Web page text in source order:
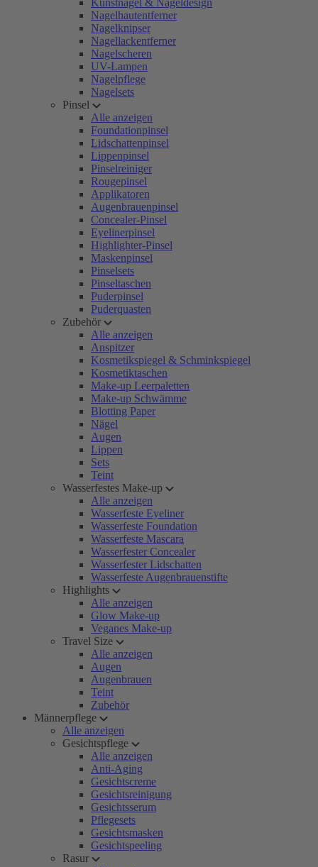
Kunstnägel & Nageldesign
Nagelhautentferner
Nagelknipser
Nagellackentferner
Nagelscheren
UV-Lampen
Nagelpflege
Nagelsets
Pinsel
Alle anzeigen
Foundationpinsel
Lidschattenpinsel
Lippenpinsel
Pinselreiniger
Rougepinsel
Applikatoren
Augenbrauenpinsel
Concealer-Pinsel
Eyelinerpinsel
Highlighter-Pinsel
Maskenpinsel
Pinselsets
Pinseltaschen
Puderpinsel
Puderquasten
Zubehör
Alle anzeigen
Anspitzer
Kosmetikspiegel & Schminkspiegel
Kosmetiktaschen
Make-up Leerpaletten
Make-up Schwämme
Blotting Paper
Nägel
Augen
Lippen
Sets
Teint
Wasserfestes Make-up
Alle anzeigen
Wasserfeste Eyeliner
Wasserfeste Foundation
Wasserfeste Mascara
Wasserfester Concealer
Wasserfester Lidschatten
Wasserfeste Augenbrauenstifte
Highlights
Alle anzeigen
Glow Make-up
Veganes Make-up
Travel Size
Alle anzeigen
Augen
Augenbrauen
Teint
Zubehör
Männerpflege
Alle anzeigen
Gesichtspflege
Alle anzeigen
Anti-Aging
Gesichtscreme
Gesichtsreinigung
Gesichtsserum
Pflegesets
Gesichtsmasken
Gesichtspeeling
Rasur